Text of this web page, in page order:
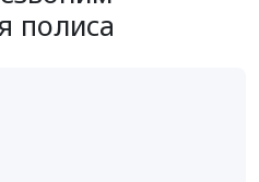
полиса